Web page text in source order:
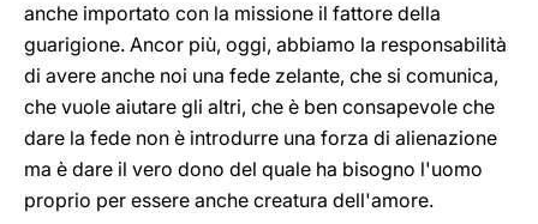
anche importato con la missione il fattore della
guarigione. Ancor più, oggi, abbiamo la responsabilità
di avere anche noi una fede zelante, che si comunica,
che vuole aiutare gli altri, che è ben consapevole che
dare la fede non è introdurre una forza di alienazione
ma è dare il vero dono del quale ha bisogno l'uomo
proprio per essere anche creatura dell'amore.